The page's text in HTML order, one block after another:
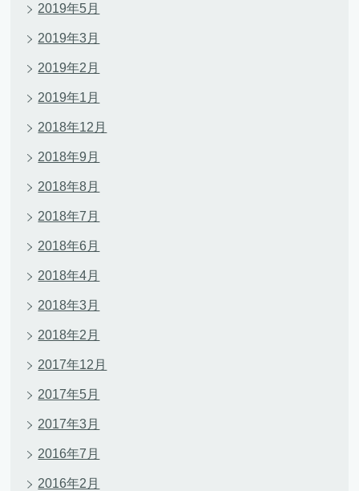
2019年5月
2019年3月
2019年2月
2019年1月
2018年12月
2018年9月
2018年8月
2018年7月
2018年6月
2018年4月
2018年3月
2018年2月
2017年12月
2017年5月
2017年3月
2016年7月
2016年2月